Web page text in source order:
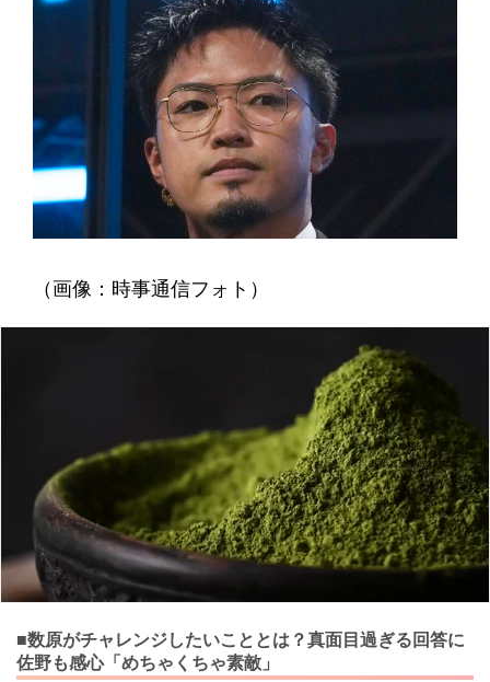
（画像：時事通信フォト）
■数原がチャレンジしたいこととは？真面目過ぎる回答に
佐野も感心「めちゃくちゃ素敵」